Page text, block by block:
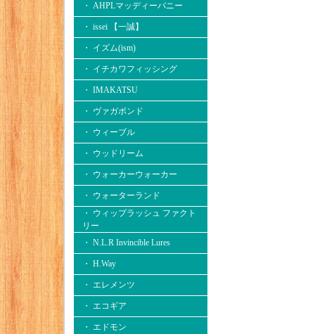
・ AHPLマッディーバニー
・ issei 【一誠】
・ イズム(ism)
・ イチカワフィッシング
・ IMAKATSU
・ ヴァガボンド
・ ウィーブル
・ ウッドリーム
・ ウォーカーウォーカー
・ ウォーターランド
・ ウィップラッシュ ファクト
リー
・ N.L.R Invincible Lures
・ H.Way
・ エレメンツ
・ エコギア
・ エドモン